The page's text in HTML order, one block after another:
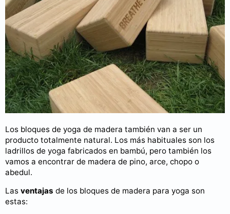
Los bloques de yoga de madera también van a ser un
producto totalmente natural. Los más habituales son los
ladrillos de yoga fabricados en bambú, pero también los
vamos a encontrar de madera de pino, arce, chopo o
abedul.
Las ventajas de los bloques de madera para yoga son
estas: